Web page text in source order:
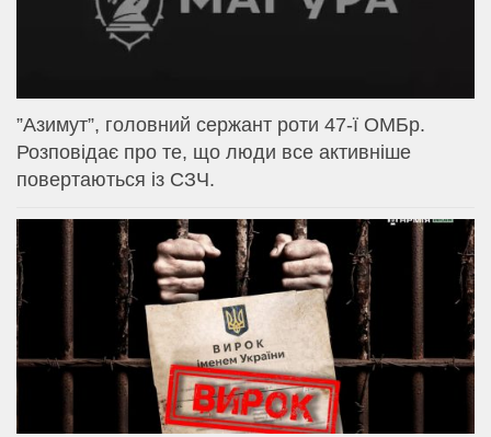
⁨”Азимут”, головний сержант роти 47-ї ОМБр.
Розповідає про те, що люди все активніше
повертаються із СЗЧ.